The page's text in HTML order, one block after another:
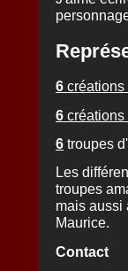
6 créations
6 créations
6 troupes
Les
troupes
mais aussi
Maurice.
Contact